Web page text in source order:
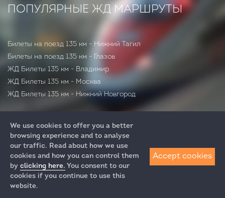
ПОПУЛЯРНЫЕ ЖД МАРШРУТЫ
Билеты на поезд 135 км - Нижний Тагил
Билеты на поезд 135 км - Глазов
ЖД Билеты 135 км - Владимир
ЖД Билеты 135 км - Москва
ЖД Билеты 135 км - Нижний Новгород
ЖД Билеты
+7 (812) 313-64-52
We use cookies to offer you a better
browsing experience and to analyse
our traffic. Read about how we use
cookies and how you can control them
by clicking here. You consent to our
cookies if you continue to use this
website.
Accept cookies